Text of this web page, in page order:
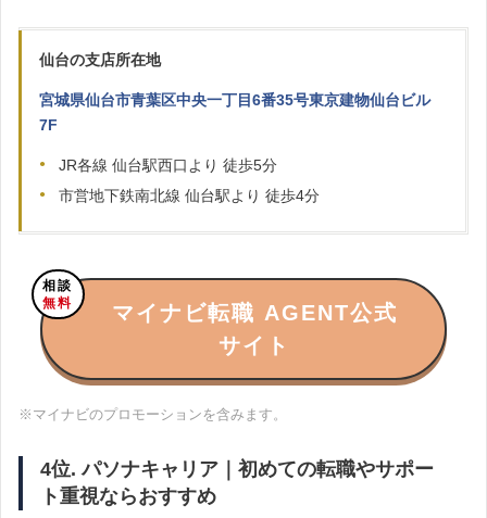
仙台の支店所在地
宮城県仙台市青葉区中央一丁目6番35号東京建物仙台ビル
7F
JR各線 仙台駅西口より 徒歩5分
市営地下鉄南北線 仙台駅より 徒歩4分
相談
無料
マイナビ転職 AGENT公式
サイト
※マイナビのプロモーションを含みます。
4位. パソナキャリア｜初めての転職やサポー
ト重視ならおすすめ